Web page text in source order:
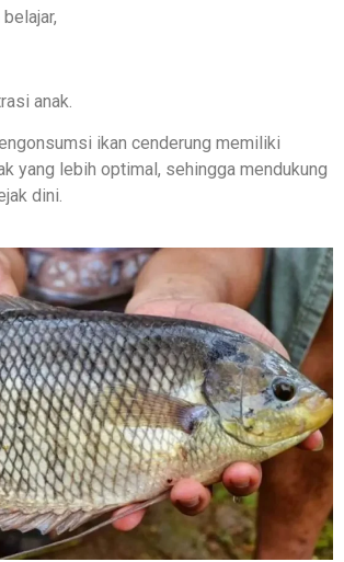
anak.
ikan cenderung memiliki
yang lebih optimal, sehingga mendukung
dini.